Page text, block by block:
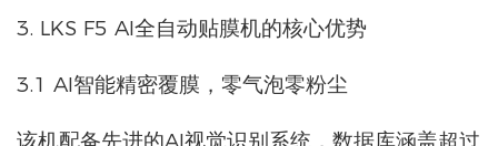
3. LKS F5 AI全自动贴膜机的核心优势
3.1 AI智能精密覆膜，零气泡零粉尘